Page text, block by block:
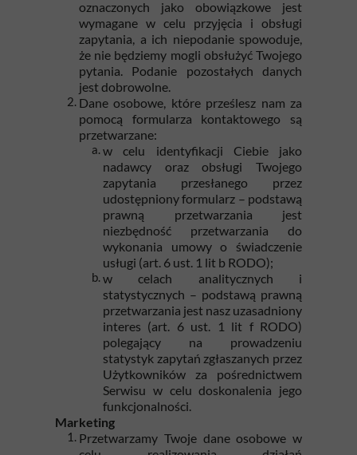
oznaczonych jako obowiązkowe jest
wymagane w celu przyjęcia i obsługi
zapytania, a ich niepodanie spowoduje,
że nie będziemy mogli obsłużyć Twojego
pytania. Podanie pozostałych danych
jest dobrowolne.
Dane osobowe, które prześlesz nam za
pomocą formularza kontaktowego są
przetwarzane:
w celu identyfikacji Ciebie jako
nadawcy oraz obsługi Twojego
zapytania przesłanego przez
udostępniony formularz – podstawą
prawną przetwarzania jest
niezbędność przetwarzania do
wykonania umowy o świadczenie
usługi (art. 6 ust. 1 lit b RODO);
w celach analitycznych i
statystycznych – podstawą prawną
przetwarzania jest nasz uzasadniony
interes (art. 6 ust. 1 lit f RODO)
polegający na prowadzeniu
statystyk zapytań zgłaszanych przez
Użytkowników za pośrednictwem
Serwisu w celu doskonalenia jego
funkcjonalności.
Marketing
Przetwarzamy Twoje dane osobowe w